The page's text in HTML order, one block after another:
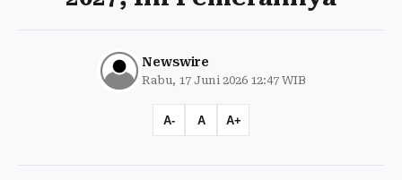
Newswire
Rabu, 17 Juni 2026 12:47 WIB
A- A A+